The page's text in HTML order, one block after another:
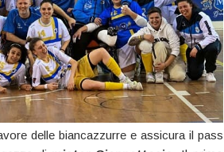
delle biancazzurre e assicura il pass